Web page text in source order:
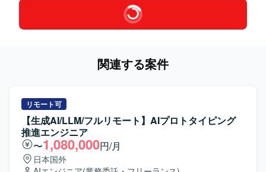
関連する案件
リモート可
【生成AI/LLM/フルリモート】AIプロトタイピング
推進エンジニア
〜1,080,000円/月
日本国外